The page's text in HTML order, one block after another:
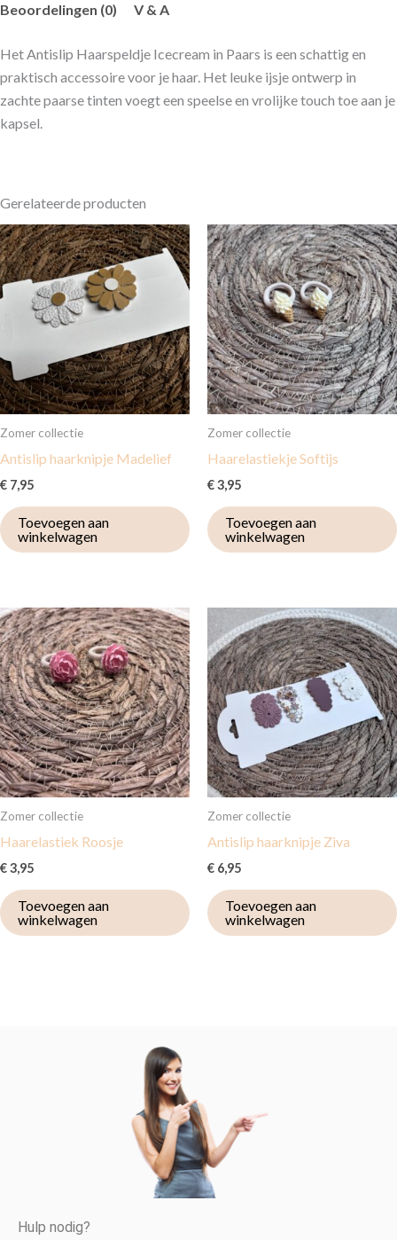
Beoordelingen (0) V & A
Het Antislip Haarspeldje Icecream in Paars is een schattig en
praktisch accessoire voor je haar. Het leuke ijsje ontwerp in
zachte paarse tinten voegt een speelse en vrolijke touch toe aan je
kapsel.
Gerelateerde producten
Zomer collectie
Antislip haarknipje Madelief
€ 7,95
Toevoegen aan
winkelwagen
Zomer collectie
Haarelastiekje Softijs
€3,95
Toevoegen aan
winkelwagen
Zomer collectie
Haarelastiek Roosje
€3,95
Toevoegen aan
winkelwagen
Zomer collectie
Antislip haarknipje Ziva
€ 6,95
Toevoegen aan
winkelwagen
Hulp nodig?